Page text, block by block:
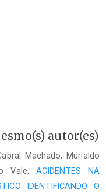
autor(es)
Machado, Murialdo
Vale, ACIDENTES NA
IDENTIFICANDO O